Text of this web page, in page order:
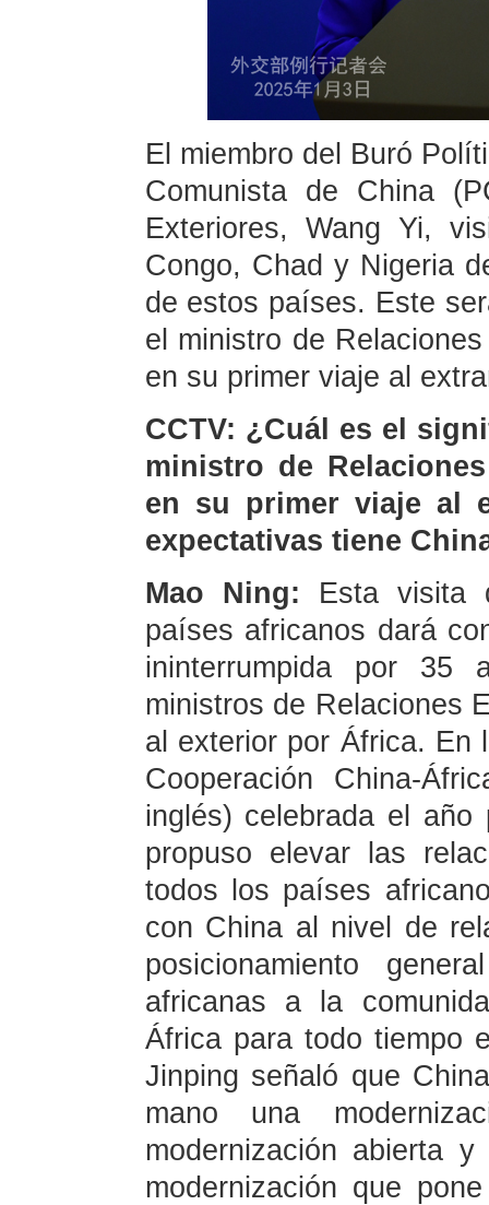
El miembro del Buró
Comunista de China
Exteriores, Wang Yi,
Congo, Chad y Nigeria
de estos países. Este
el ministro de
en su primer viaje al
CCTV: ¿Cuál es el
ministro de
en su primer viaje al
expectativas tiene
Mao Ning: Esta visita
países africanos dará
ininterrumpida por 35
ministros de Relaciones
al exterior por África. En
Cooperación China-
inglés) celebrada el
propuso elevar las
todos los países
con China al nivel de
posicionamiento
africanas a la
África para todo tiempo
Jinping señaló que
mano una
modernización abierta
modernización que